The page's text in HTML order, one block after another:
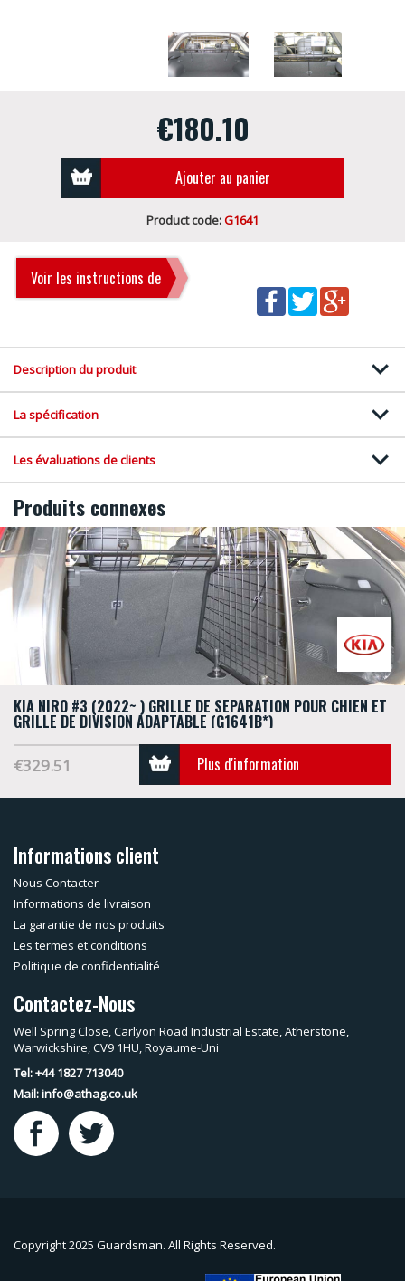
€180.10
Ajouter au panier
Product code:G1641
Voir les instructions de
Description du produit
La spécification
Les évaluations de clients
Produits connexes
KIA NIRO #3 (2022~ ) GRILLE DE SÉPARATION POUR CHIEN ET
GRILLE DE DIVISION ADAPTABLE (G1641B*)
€329.51 Plus d'information
Informations client
Nous Contacter
Informations de livraison
La garantie de nos produits
Les termes et conditions
Politique de confidentialité
Contactez-Nous
Well Spring Close, Carlyon Road Industrial Estate, Atherstone,
Warwickshire, CV9 1HU, Royaume-Uni
Tel: +44 1827 713040
Mail:info@athag.co.uk
Copyright 2025 Guardsman. All Rights Reserved.